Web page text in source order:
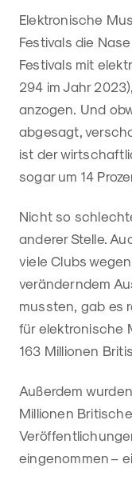
Elektronische
Festivals die
Festivals mit
294 im Jahr
anzogen. Und
abgesagt,
ist der
sogar um 14
Nicht so
anderer Stelle.
viele Clubs
veränderndem
mussten, gab es
für elektronische
163 Millionen
Außerdem
Millionen
eingenommen –